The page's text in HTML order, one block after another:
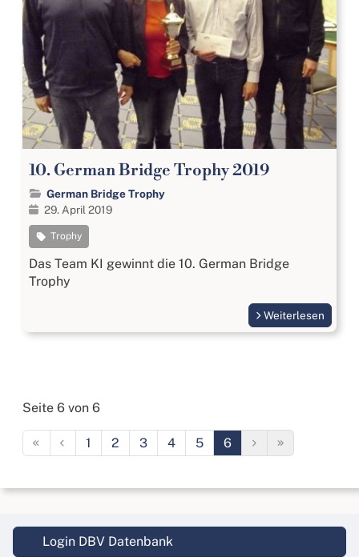
10. German Bridge Trophy 2019
German Bridge Trophy
29. April 2019
Trophy
Das Team KI gewinnt die 10. German Bridge
Trophy
Weiterlesen
Seite 6 von 6
1 2 3 4 5 6
Login DBV Datenbank